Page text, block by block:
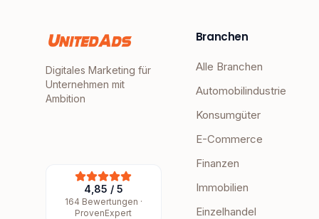
Digitales Marketing für
Unternehmen mit
Ambition
4,85 / 5
164 Bewertungen ·
ProvenExpert
Branchen
Alle Branchen
Automobilindustrie
Konsumgüter
E-Commerce
Finanzen
Immobilien
Einzelhandel